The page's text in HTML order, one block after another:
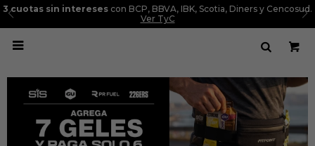
3 cuotas sin intereses con BCP, BBVA, IBK, Scotia, Diners y Cencosud.
Ver TyC
